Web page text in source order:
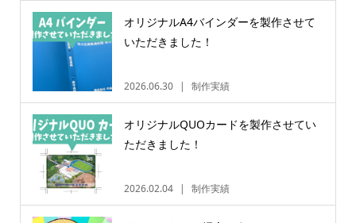
オリジナルA4バインダーを製作させて
いただきました！
2026.06.30 制作実績
オリジナルQUOカードを製作させてい
ただきました！
2026.02.04 制作実績